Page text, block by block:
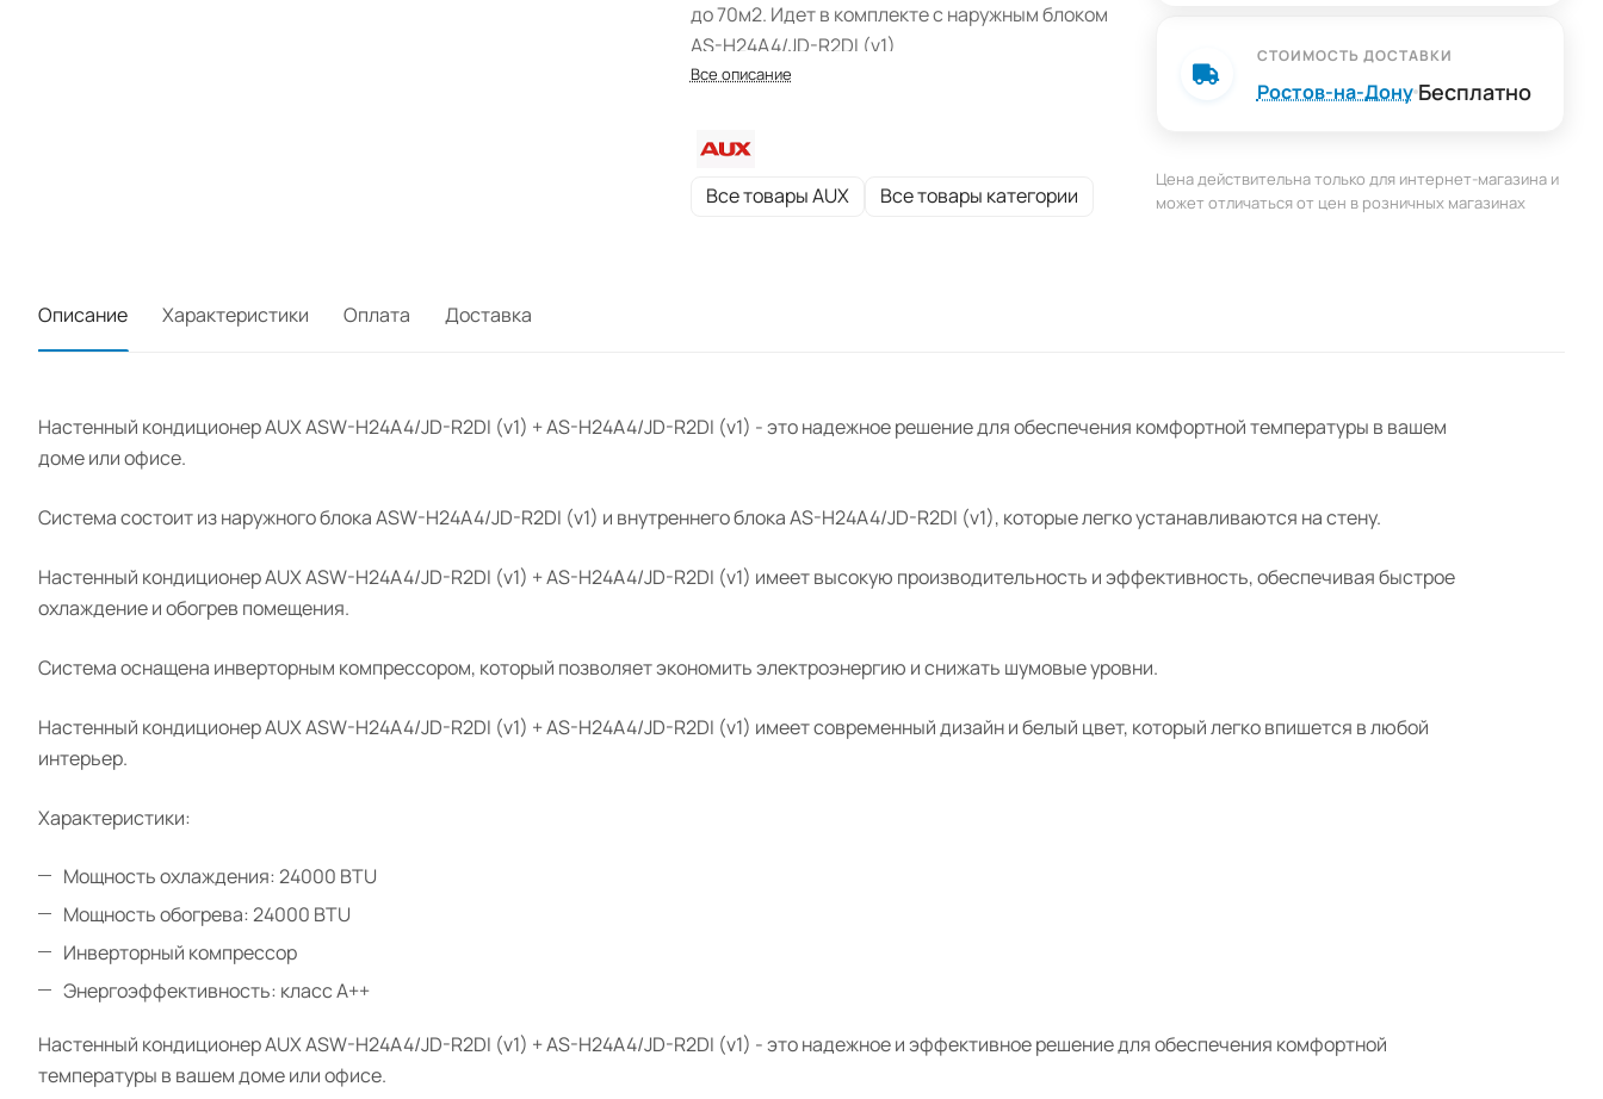
до 70м2. Идет в комплекте с наружным блоком
AS-H24A4/JD-R2DI (v1)
Все описание
Все товары AUX Все товары категории
СТОИМОСТЬ ДОСТАВКИ
Ростов-на-ДонуБесплатно
Цена действительна только для интернет-магазина и
может отличаться от цен в розничных магазинах
Описание Характеристики Оплата Доставка
Настенный кондиционер AUX ASW-H24A4/JD-R2DI (v1) + AS-H24A4/JD-R2DI (v1) - это надежное решение для обеспечения комфортной температуры в вашем
доме или офисе.
Система состоит из наружного блока ASW-H24A4/JD-R2DI (v1) и внутреннего блока AS-H24A4/JD-R2DI (v1), которые легко устанавливаются на стену.
Настенный кондиционер AUX ASW-H24A4/JD-R2DI (v1) + AS-H24A4/JD-R2DI (v1) имеет высокую производительность и эффективность, обеспечивая быстрое
охлаждение и обогрев помещения.
Система оснащена инверторным компрессором, который позволяет экономить электроэнергию и снижать шумовые уровни.
Настенный кондиционер AUX ASW-H24A4/JD-R2DI (v1) + AS-H24A4/JD-R2DI (v1) имеет современный дизайн и белый цвет, который легко впишется в любой
интерьер.
Характеристики:
Мощность охлаждения: 24000 BTU
Мощность обогрева: 24000 BTU
Инверторный компрессор
Энергоэффективность: класс A++
Настенный кондиционер AUX ASW-H24A4/JD-R2DI (v1) + AS-H24A4/JD-R2DI (v1) - это надежное и эффективное решение для обеспечения комфортной
температуры в вашем доме или офисе.